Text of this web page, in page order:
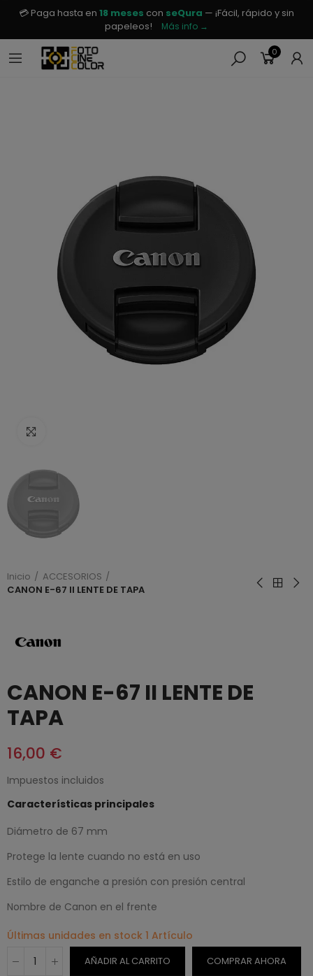
💳 Paga hasta en 18 meses con seQura — ¡Fácil, rápido y sin
papeleos!
Más info →
0
Inicio
ACCESORIOS
CANON E-67 II LENTE DE TAPA
CANON E-67 II LENTE DE
TAPA
16,00 €
Impuestos incluidos
Características principales
Diámetro de 67 mm
Protege la lente cuando no está en uso
Estilo de enganche a presión con presión central
Nombre de Canon en el frente
Últimas unidades en stock 1 Artículo
AÑADIR AL CARRITO COMPRAR AHORA